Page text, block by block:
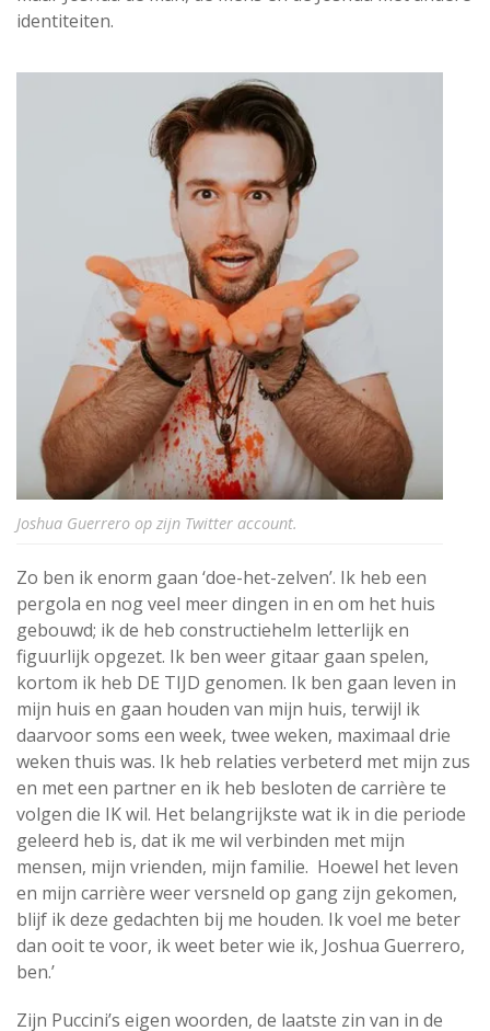
identiteiten.
Joshua Guerrero op zijn Twitter account.
Zo ben ik enorm gaan ‘doe-het-zelven’. Ik heb een
pergola en nog veel meer dingen in en om het huis
gebouwd; ik de heb constructiehelm letterlijk en
figuurlijk opgezet. Ik ben weer gitaar gaan spelen,
kortom ik heb DE TIJD genomen. Ik ben gaan leven in
mijn huis en gaan houden van mijn huis, terwijl ik
daarvoor soms een week, twee weken, maximaal drie
weken thuis was. Ik heb relaties verbeterd met mijn zus
en met een partner en ik heb besloten de carrière te
volgen die IK wil. Het belangrijkste wat ik in die periode
geleerd heb is, dat ik me wil verbinden met mijn
mensen, mijn vrienden, mijn familie. Hoewel het leven
en mijn carrière weer versneld op gang zijn gekomen,
blijf ik deze gedachten bij me houden. Ik voel me beter
dan ooit te voor, ik weet beter wie ik, Joshua Guerrero,
ben.’
Zijn Puccini’s eigen woorden, de laatste zin van in de